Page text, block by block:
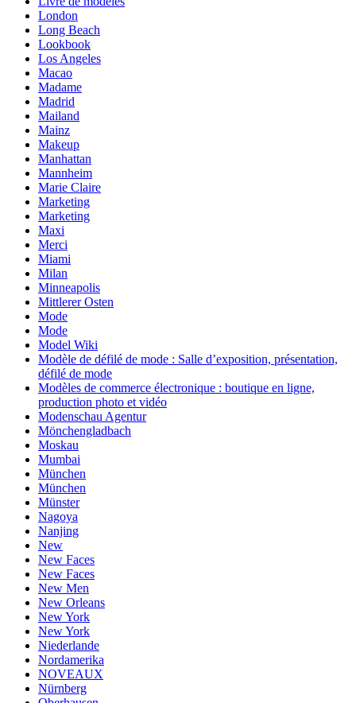
London
Long Beach
Lookbook
Los Angeles
Macao
Madame
Madrid
Mailand
Mainz
Makeup
Manhattan
Mannheim
Marie Claire
Marketing
Marketing
Maxi
Merci
Miami
Milan
Minneapolis
Mittlerer Osten
Mode
Mode
Model Wiki
Modèle de défilé de mode : Salle d’exposition, présentation,
défilé de mode
Modèles de commerce électronique : boutique en ligne,
production photo et vidéo
Modenschau Agentur
Mönchengladbach
Moskau
Mumbai
München
München
Münster
Nagoya
Nanjing
New
New Faces
New Faces
New Men
New Orleans
New York
New York
Niederlande
Nordamerika
NOVEAUX
Nürnberg